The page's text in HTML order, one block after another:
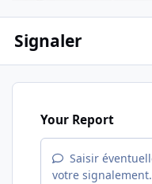
Signaler
Your Report
Saisir
votre signalement.